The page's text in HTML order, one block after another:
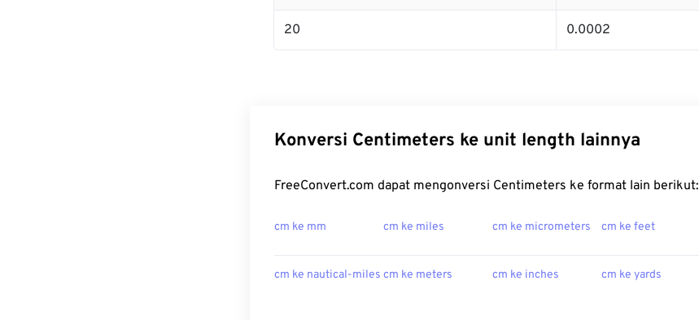
20 0.0002
Konversi Centimeters ke unit length lainnya
FreeConvert.com dapat mengonversi Centimeters ke format lain berikut:
cm ke mm cm ke miles cm ke micrometers cm ke feet
cm ke nautical-miles cm ke meters cm ke inches cm ke yards